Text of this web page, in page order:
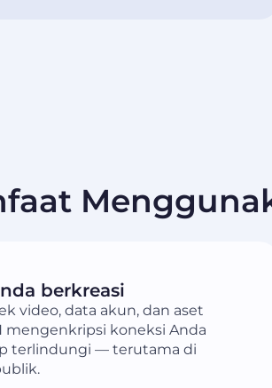
berkreasi
video, data akun, dan aset
mengenkripsi koneksi Anda
terlindungi — terutama di